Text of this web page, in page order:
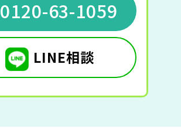
0120-63-1059
LINE相談